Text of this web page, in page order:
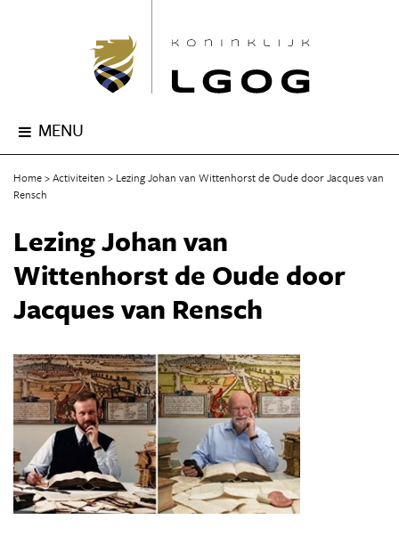
MENU
Home Activiteiten
Lezing Johan van Wittenhorst de Oude door Jacques van
Rensch
Lezing Johan van
Wittenhorst de Oude door
Jacques van Rensch